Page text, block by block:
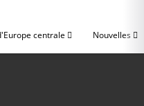
centrale Nouvelles